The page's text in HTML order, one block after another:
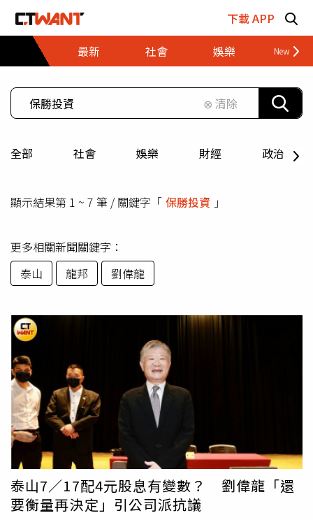
下載 APP
最新
社會 娛樂 財經
⊗ 清除
全部 社會 娛樂 財經 政治
顯示結果第 1 ~ 7 筆 / 關鍵字「 保勝投資 」
更多相關新聞關鍵字：
泰山
龍邦 劉偉龍
泰山7／17配4元股息有變數？ 劉偉龍「還
要衡量再決定」引公司派抗議